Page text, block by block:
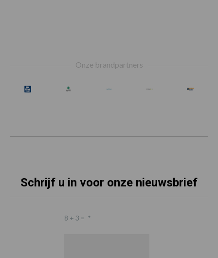
Onze brandpartners
Schrijf u in voor onze nieuwsbrief
8 + 3 = *